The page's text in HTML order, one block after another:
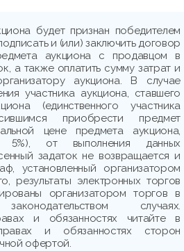
будет признан победителем
и (или) заключить договор
аукциона с продавцом в
а также оплатить сумму затрат и
аукциона. В случае
участника аукциона, ставшего
(единственного участника
приобрести предмет
цене предмета аукциона,
5%), от выполнения данных
задаток не возвращается и
установленный организатором
результаты электронных торгов
организатором торгов в
случаях.
и обязанностях читайте в
и обязанностях сторон
офертой.